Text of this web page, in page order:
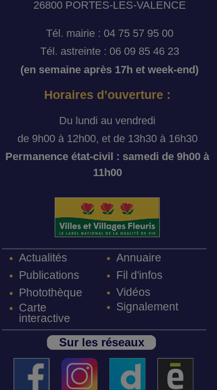
26800 PORTES-LES-VALENCE
Tél. mairie : 04 75 57 95 00
Tél. astreinte : 06 09 85 46 23
(en semaine après 17h et week-end)
Horaires d’ouverture :
Du lundi au vendredi
de 9h00 à 12h00, et de 13h30 à 16h30
Permanence état-civil : samedi de 9h00 à
11h00
Actualités
Publications
Photothèque
Carte
interactive
Annuaire
Fil d'infos
Vidéos
Signalement
Sur les réseaux